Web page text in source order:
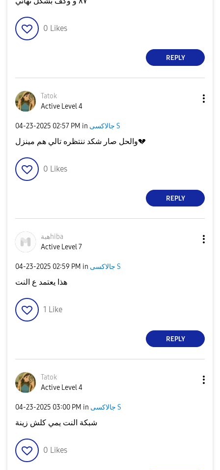
0 Likes
REPLY
Tatok
Active Level 4
‎04-23-2025 02:57 PM in جالاكسى S
والحل صار شكد ننتظره تالي هم مينزل💔
0 Likes
REPLY
هبةhiba
Active Level 7
‎04-23-2025 02:59 PM in جالاكسى S
هذا يعتمد ع النت
1 Like
REPLY
Tatok
Active Level 4
‎04-23-2025 03:00 PM in جالاكسى S
شبكة النت يمي كلش زينة
0 Likes